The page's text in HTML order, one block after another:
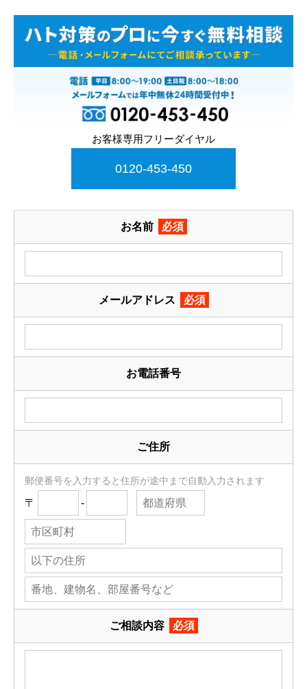
お客様専用フリーダイヤル
0120-453-450
お名前 必須
メールアドレス 必須
お電話番号
ご住所
郵便番号を入力すると住所が途中まで自動入力されます
〒 -
ご相談内容 必須